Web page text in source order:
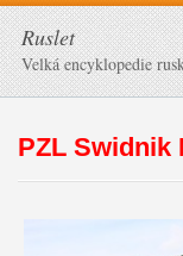
Ruslet
Velká encyklopedie
PZL Swidnik